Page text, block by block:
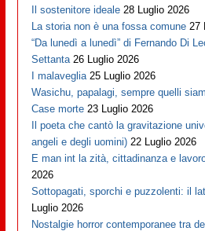
Il sostenitore ideale 28 Luglio 2026
La storia non è una fossa comune 27
“Da lunedì a lunedì” di Fernando Di
Settanta 26 Luglio 2026
I malaveglia 25 Luglio 2026
Wasichu, papalagi, sempre quelli
Case morte 23 Luglio 2026
Il poeta che cantò la gravitazione
angeli e degli uomini) 22 Luglio 2026
E man int la zità, cittadinanza e
2026
Sottopagati, sporchi e puzzolenti: il
Luglio 2026
Nostalgie horror contemporanee tra